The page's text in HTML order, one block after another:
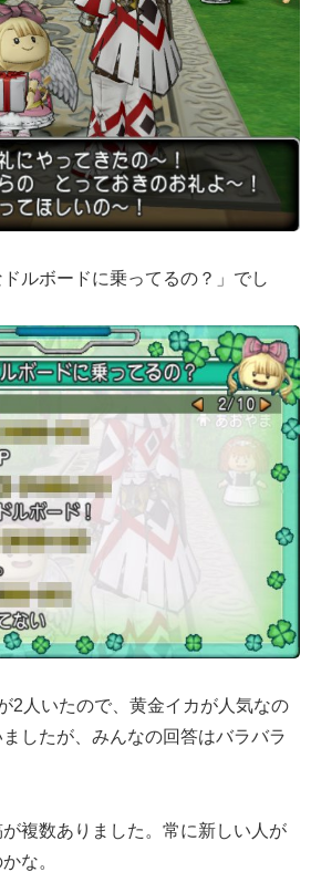
ルボードに乗ってるの？」でし
2人いたので、黄金イカが人気なの
したが、みんなの回答はバラバラ
複数ありました。常に新しい人が
な。